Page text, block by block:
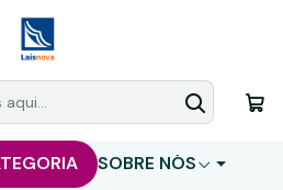
SOBRE NÓS